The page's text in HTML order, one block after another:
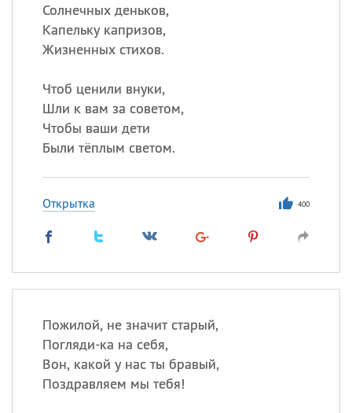
Солнечных деньков,
Капельку капризов,
Жизненных стихов.
Чтоб ценили внуки,
Шли к вам за советом,
Чтобы ваши дети
Были тёплым светом.
Открытка 400
Пожилой, не значит старый,
Погляди-ка на себя,
Вон, какой у нас ты бравый,
Поздравляем мы тебя!